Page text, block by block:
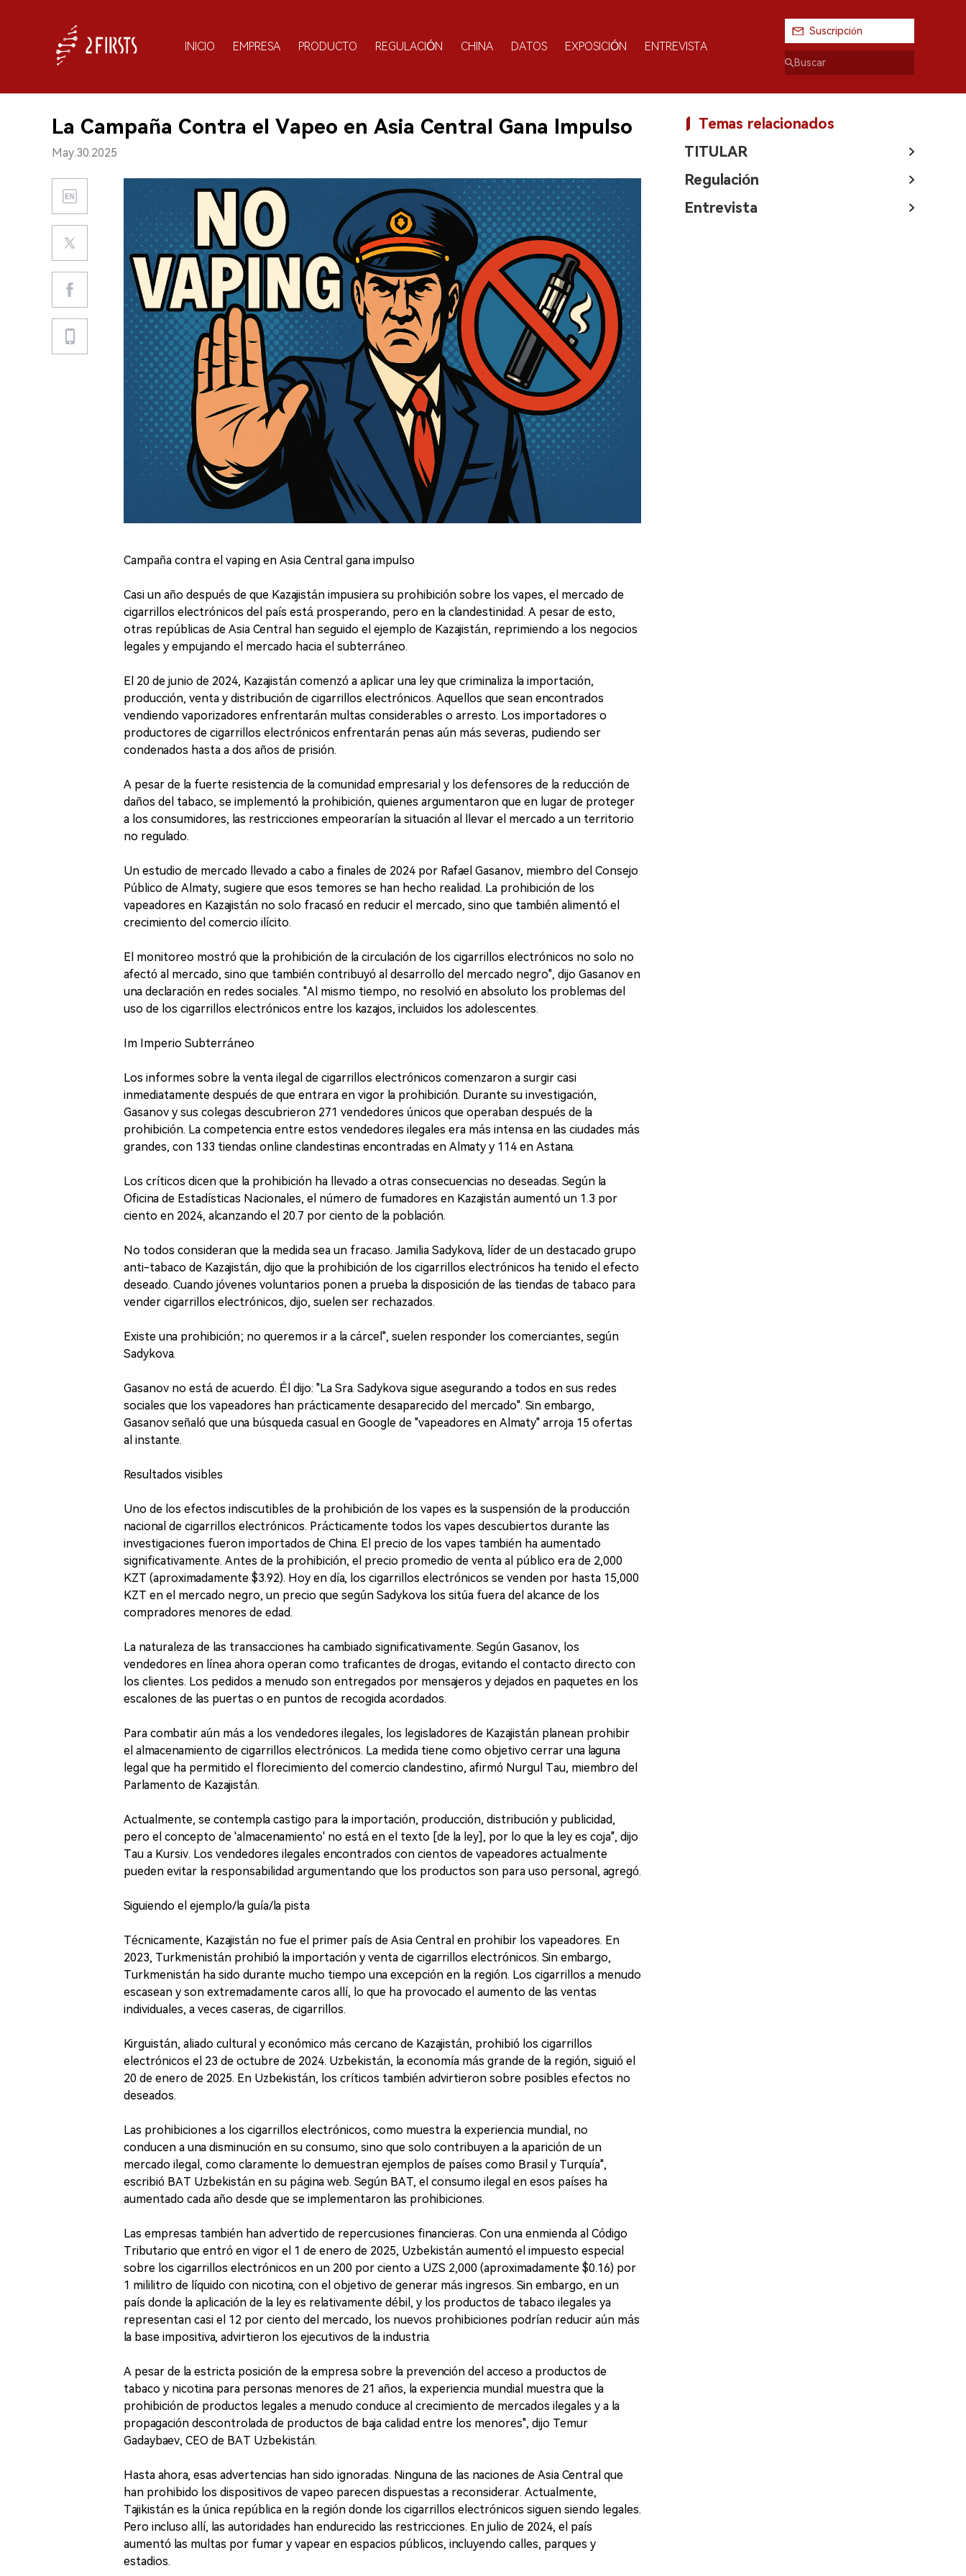
INICIO EMPRESA PRODUCTO REGULACIÓN CHINA DATOS EXPOSICIÓN ENTREVISTA
Suscripción
La Campaña Contra el Vapeo en Asia Central Gana Impulso
May.30.2025
Campaña contra el vaping en Asia Central gana impulso
Casi un año después de que Kazajistán impusiera su prohibición sobre los vapes, el mercado de
cigarrillos electrónicos del país está prosperando, pero en la clandestinidad. A pesar de esto,
otras repúblicas de Asia Central han seguido el ejemplo de Kazajistán, reprimiendo a los negocios
legales y empujando el mercado hacia el subterráneo.
El 20 de junio de 2024, Kazajistán comenzó a aplicar una ley que criminaliza la importación,
producción, venta y distribución de cigarrillos electrónicos. Aquellos que sean encontrados
vendiendo vaporizadores enfrentarán multas considerables o arresto. Los importadores o
productores de cigarrillos electrónicos enfrentarán penas aún más severas, pudiendo ser
condenados hasta a dos años de prisión.
A pesar de la fuerte resistencia de la comunidad empresarial y los defensores de la reducción de
daños del tabaco, se implementó la prohibición, quienes argumentaron que en lugar de proteger
a los consumidores, las restricciones empeorarían la situación al llevar el mercado a un territorio
no regulado.
Un estudio de mercado llevado a cabo a finales de 2024 por Rafael Gasanov, miembro del Consejo
Público de Almaty, sugiere que esos temores se han hecho realidad. La prohibición de los
vapeadores en Kazajistán no solo fracasó en reducir el mercado, sino que también alimentó el
crecimiento del comercio ilícito.
El monitoreo mostró que la prohibición de la circulación de los cigarrillos electrónicos no solo no
afectó al mercado, sino que también contribuyó al desarrollo del mercado negro", dijo Gasanov en
una declaración en redes sociales. "Al mismo tiempo, no resolvió en absoluto los problemas del
uso de los cigarrillos electrónicos entre los kazajos, incluidos los adolescentes.
Im Imperio Subterráneo
Los informes sobre la venta ilegal de cigarrillos electrónicos comenzaron a surgir casi
inmediatamente después de que entrara en vigor la prohibición. Durante su investigación,
Gasanov y sus colegas descubrieron 271 vendedores únicos que operaban después de la
prohibición. La competencia entre estos vendedores ilegales era más intensa en las ciudades más
grandes, con 133 tiendas online clandestinas encontradas en Almaty y 114 en Astana.
Los críticos dicen que la prohibición ha llevado a otras consecuencias no deseadas. Según la
Oficina de Estadísticas Nacionales, el número de fumadores en Kazajistán aumentó un 1.3 por
ciento en 2024, alcanzando el 20.7 por ciento de la población.
No todos consideran que la medida sea un fracaso. Jamilia Sadykova, líder de un destacado grupo
anti-tabaco de Kazajistán, dijo que la prohibición de los cigarrillos electrónicos ha tenido el efecto
deseado. Cuando jóvenes voluntarios ponen a prueba la disposición de las tiendas de tabaco para
vender cigarrillos electrónicos, dijo, suelen ser rechazados.
Existe una prohibición; no queremos ir a la cárcel", suelen responder los comerciantes, según
Sadykova.
Gasanov no está de acuerdo. Él dijo: "La Sra. Sadykova sigue asegurando a todos en sus redes
sociales que los vapeadores han prácticamente desaparecido del mercado". Sin embargo,
Gasanov señaló que una búsqueda casual en Google de "vapeadores en Almaty" arroja 15 ofertas
al instante.
Resultados visibles
Uno de los efectos indiscutibles de la prohibición de los vapes es la suspensión de la producción
nacional de cigarrillos electrónicos. Prácticamente todos los vapes descubiertos durante las
investigaciones fueron importados de China. El precio de los vapes también ha aumentado
significativamente. Antes de la prohibición, el precio promedio de venta al público era de 2,000
KZT (aproximadamente $3.92). Hoy en día, los cigarrillos electrónicos se venden por hasta 15,000
KZT en el mercado negro, un precio que según Sadykova los sitúa fuera del alcance de los
compradores menores de edad.
La naturaleza de las transacciones ha cambiado significativamente. Según Gasanov, los
vendedores en línea ahora operan como traficantes de drogas, evitando el contacto directo con
los clientes. Los pedidos a menudo son entregados por mensajeros y dejados en paquetes en los
escalones de las puertas o en puntos de recogida acordados.
Para combatir aún más a los vendedores ilegales, los legisladores de Kazajistán planean prohibir
el almacenamiento de cigarrillos electrónicos. La medida tiene como objetivo cerrar una laguna
legal que ha permitido el florecimiento del comercio clandestino, afirmó Nurgul Tau, miembro del
Parlamento de Kazajistán.
Actualmente, se contempla castigo para la importación, producción, distribución y publicidad,
pero el concepto de 'almacenamiento' no está en el texto [de la ley], por lo que la ley es coja", dijo
Tau a Kursiv. Los vendedores ilegales encontrados con cientos de vapeadores actualmente
pueden evitar la responsabilidad argumentando que los productos son para uso personal, agregó.
Siguiendo el ejemplo/la guía/la pista
Técnicamente, Kazajistán no fue el primer país de Asia Central en prohibir los vapeadores. En
2023, Turkmenistán prohibió la importación y venta de cigarrillos electrónicos. Sin embargo,
Turkmenistán ha sido durante mucho tiempo una excepción en la región. Los cigarrillos a menudo
escasean y son extremadamente caros allí, lo que ha provocado el aumento de las ventas
individuales, a veces caseras, de cigarrillos.
Kirguistán, aliado cultural y económico más cercano de Kazajistán, prohibió los cigarrillos
electrónicos el 23 de octubre de 2024. Uzbekistán, la economía más grande de la región, siguió el
20 de enero de 2025. En Uzbekistán, los críticos también advirtieron sobre posibles efectos no
deseados.
Las prohibiciones a los cigarrillos electrónicos, como muestra la experiencia mundial, no
conducen a una disminución en su consumo, sino que solo contribuyen a la aparición de un
mercado ilegal, como claramente lo demuestran ejemplos de países como Brasil y Turquía",
escribió BAT Uzbekistán en su página web. Según BAT, el consumo ilegal en esos países ha
aumentado cada año desde que se implementaron las prohibiciones.
Las empresas también han advertido de repercusiones financieras. Con una enmienda al Código
Tributario que entró en vigor el 1 de enero de 2025, Uzbekistán aumentó el impuesto especial
sobre los cigarrillos electrónicos en un 200 por ciento a UZS 2,000 (aproximadamente $0.16) por
1 mililitro de líquido con nicotina, con el objetivo de generar más ingresos. Sin embargo, en un
país donde la aplicación de la ley es relativamente débil, y los productos de tabaco ilegales ya
representan casi el 12 por ciento del mercado, los nuevos prohibiciones podrían reducir aún más
la base impositiva, advirtieron los ejecutivos de la industria.
A pesar de la estricta posición de la empresa sobre la prevención del acceso a productos de
tabaco y nicotina para personas menores de 21 años, la experiencia mundial muestra que la
prohibición de productos legales a menudo conduce al crecimiento de mercados ilegales y a la
propagación descontrolada de productos de baja calidad entre los menores", dijo Temur
Gadaybaev, CEO de BAT Uzbekistán.
Hasta ahora, esas advertencias han sido ignoradas. Ninguna de las naciones de Asia Central que
han prohibido los dispositivos de vapeo parecen dispuestas a reconsiderar. Actualmente,
Tajikistán es la única república en la región donde los cigarrillos electrónicos siguen siendo legales.
Pero incluso allí, las autoridades han endurecido las restricciones. En julio de 2024, el país
aumentó las multas por fumar y vapear en espacios públicos, incluyendo calles, parques y
estadios.
Temas relacionados
TITULAR
Regulación
Entrevista